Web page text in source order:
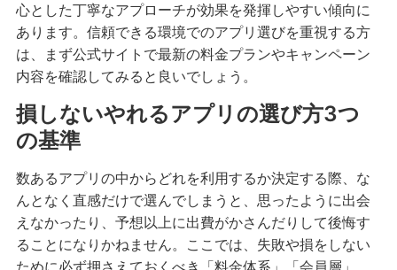
心とした丁寧なアプローチが効果を発揮しやすい傾向に
あります。信頼できる環境でのアプリ選びを重視する方
は、まず公式サイトで最新の料金プランやキャンペーン
内容を確認してみると良いでしょう。
損しないやれるアプリの選び方3つ
の基準
数あるアプリの中からどれを利用するか決定する際、な
んとなく直感だけで選んでしまうと、思ったように出会
えなかったり、予想以上に出費がかさんだりして後悔す
ることになりかねません。ここでは、失敗や損をしない